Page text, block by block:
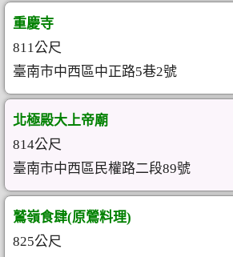
重慶寺
811公尺
臺南市中西區中正路5巷2號
北極殿大上帝廟
814公尺
臺南市中西區民權路二段89號
鷲嶺食肆(原鶯料理)
825公尺